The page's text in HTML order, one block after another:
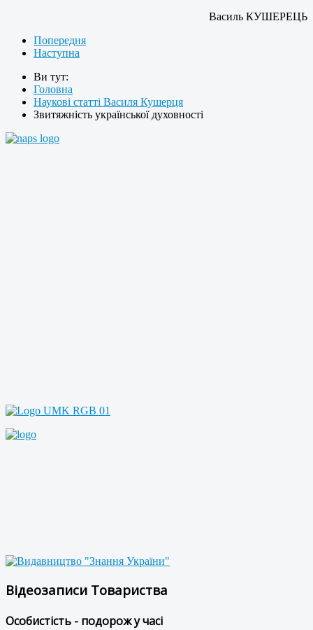
Василь КУШЕРЕЦЬ
Попередня
Наступна
Ви тут:
Головна
Наукові статті Василя Кушерця
Звитяжність української духовності
Відеозаписи Товариства
Особистість - подорож у часі